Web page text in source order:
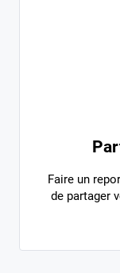
Faire un
de partager